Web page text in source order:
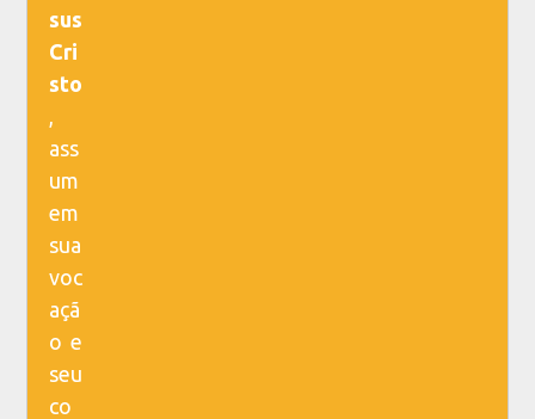
sus
Cri
sto
,
ass
um
em
sua
voc
açã
o e
seu
co